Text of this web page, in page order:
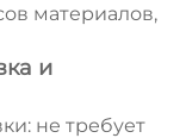
материалов,
и
не требует